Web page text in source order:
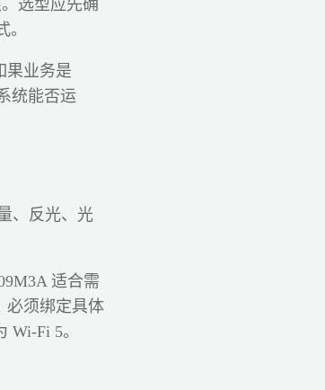
选型应先确
果业务是
统能否运
、反光、光
适合需
必须绑定具体
Wi-Fi 5。